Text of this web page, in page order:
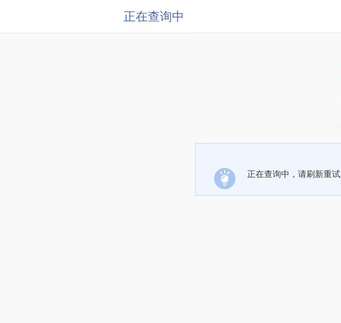
正在查询中
正在查询中，请刷新重试